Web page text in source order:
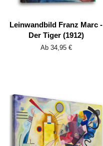
Leinwandbild Franz Marc -
Der Tiger (1912)
Ab 34,95 €